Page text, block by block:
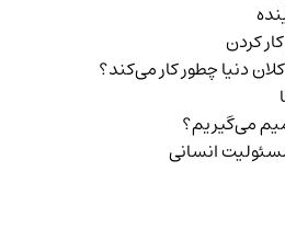
کردن
دنیا چطور کار می‌کند؟
می‌گیریم؟
انسانی